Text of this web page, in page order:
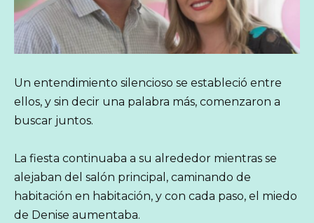
Un entendimiento silencioso se estableció entre
ellos, y sin decir una palabra más, comenzaron a
buscar juntos.
La fiesta continuaba a su alrededor mientras se
alejaban del salón principal, caminando de
habitación en habitación, y con cada paso, el miedo
de Denise aumentaba.